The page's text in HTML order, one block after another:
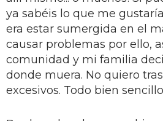
ya sabéis lo que me
era estar sumergida en el
causar problemas por ello,
comunidad y mi familia
donde muera. No quiero
excesivos. Todo bien